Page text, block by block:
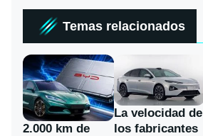
Temas relacionados
2.000 km de
La velocidad de
los fabricantes